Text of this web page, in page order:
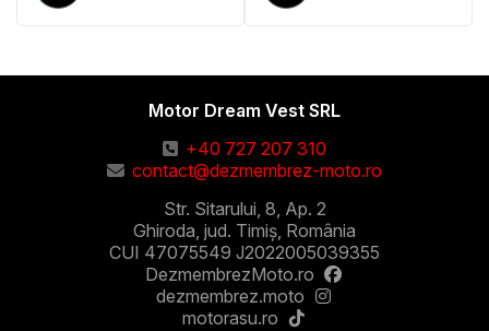
Motor Dream Vest SRL
+40 727 207 310
contact@dezmembrez-moto.ro
Str. Sitarului, 8, Ap. 2
Ghiroda, jud. Timiș, România
CUI 47075549 J2022005039355
DezmembrezMoto.ro
dezmembrez.moto
motorasu.ro